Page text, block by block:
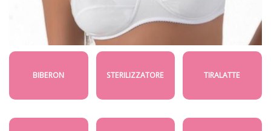
BIBERON STERILIZZATORE TIRALATTE